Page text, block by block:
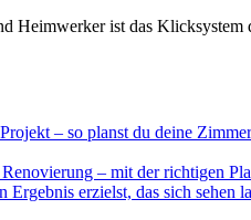
Heimwerker ist das Klicksystem
– so planst du deine
Renovierung – mit der richtigen
erzielst, das sich sehen